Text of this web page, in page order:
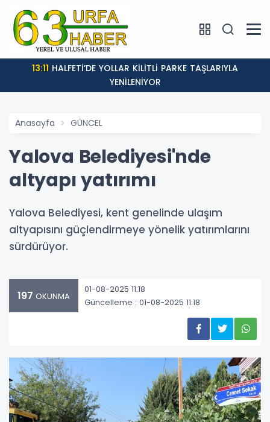
13:11
YENİLENİYOR
Anasayfa GÜNCEL
Yalova Belediyesi'nde
altyapı yatırımı
Yalova Belediyesi, kent genelinde ulaşım
altyapısını güçlendirmeye yönelik yatırımlarını
sürdürüyor.
197 OKUNMA
01-08-2025 11:18
Güncelleme : 01-08-2025 11:18